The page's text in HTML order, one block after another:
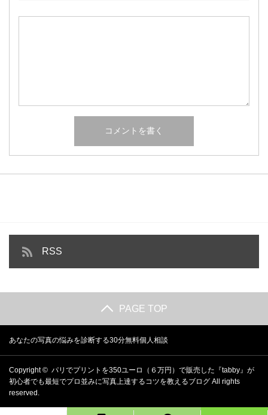
RSS
PAGE TOP
あなたの写真の悩みを診断する30分無料個人相談
Copyright © パリでプリントを350ユーロ（６万円）で販売した『tabby』が
初心者でも最短でプロ並みに写真上達するコツを教えるブログ All rights
reserved.